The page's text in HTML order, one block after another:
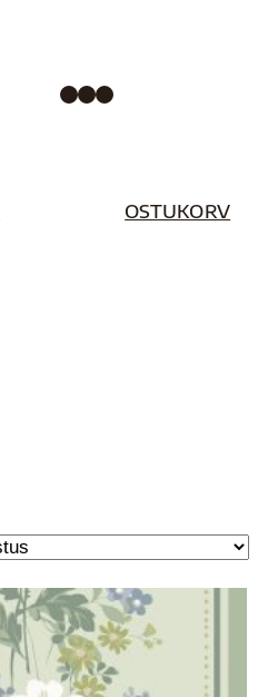
Facebook InstagramPinterest
OSTUKORV